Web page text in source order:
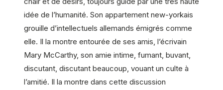
idée de l’humanité. Son appartement new-yorkais
grouille d’intellectuels allemands émigrés comme
elle. Il la montre entourée de ses amis, l’écrivain
Mary McCarthy, son amie intime, fumant, buvant,
discutant, discutant beaucoup, vouant un culte à
l’amitié. Il la montre dans cette discussion